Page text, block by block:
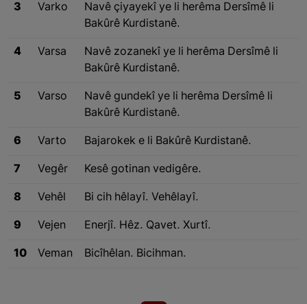
3 Varko
Navê çiyayekî ye li herêma Dersîmê li
Bakûrê Kurdistanê.
4 Varsa
Navê zozanekî ye li herêma Dersîmê li
Bakûrê Kurdistanê.
5 Varso
Navê gundekî ye li herêma Dersîmê li
Bakûrê Kurdistanê.
6 Varto Bajarokek e li Bakûrê Kurdistanê.
7 Vegêr Kesê gotinan vedigêre.
8 Vehêl Bi cih hêlayî. Vehêlayî.
9 Vejen Enerjî. Hêz. Qavet. Xurtî.
10 Veman Bicîhêlan. Bicihman.